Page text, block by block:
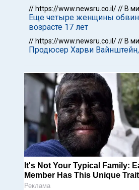
// https://www.newsru.co.il/// В
Еще четыре женщины
возрасте 17 лет
// https://www.newsru.co.il/// В
Продюсер Харви
It's Not Your Typical Family:
Member Has This Unique
Реклама